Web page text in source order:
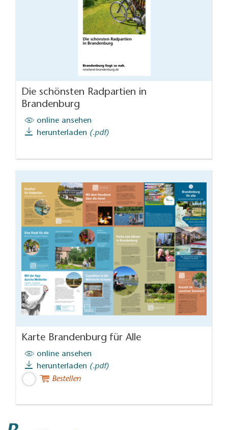
Die schönsten Radpartien in
Brandenburg
online ansehen
herunterladen (.pdf)
Karte Brandenburg für Alle
online ansehen
herunterladen (.pdf)
Bestellen